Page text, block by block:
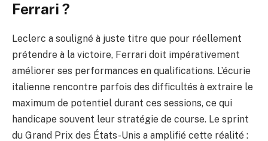
Ferrari ?
Leclerc a souligné à juste titre que pour réellement
prétendre à la victoire, Ferrari doit impérativement
améliorer ses performances en qualifications. L’écurie
italienne rencontre parfois des difficultés à extraire le
maximum de potentiel durant ces sessions, ce qui
handicape souvent leur stratégie de course. Le sprint
du Grand Prix des États-Unis a amplifié cette réalité :